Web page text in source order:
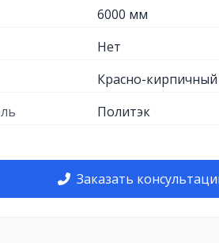
6000 мм
Нет
Красно-кирпичный
Политэк
Заказать